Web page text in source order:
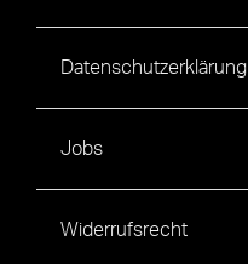
Datenschutzerklärung
Jobs
Widerrufsrecht